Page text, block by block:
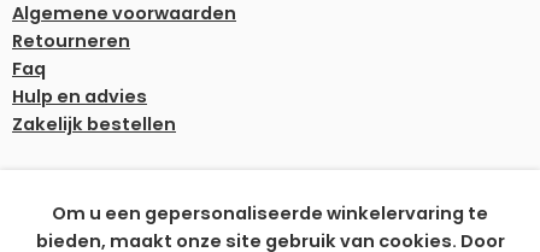
Algemene voorwaarden
Retourneren
Faq
Hulp en advies
Zakelijk bestellen
Om u een gepersonaliseerde winkelervaring te
bieden, maakt onze site gebruik van cookies. Door